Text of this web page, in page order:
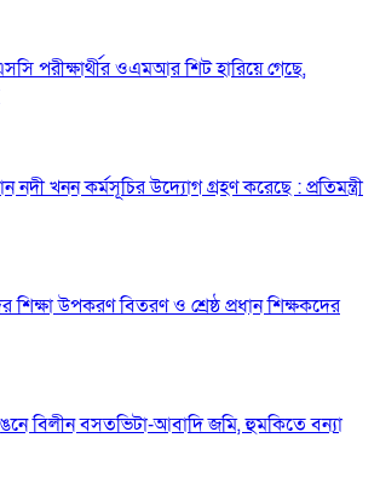
পরীক্ষার্থীর ওএমআর শিট হারিয়ে গেছে,
নদী খনন কর্মসূচির উদ্যোগ গ্রহণ করেছে : প্রতিমন্ত্রী
শিক্ষা উপকরণ বিতরণ ও শ্রেষ্ঠ প্রধান শিক্ষকদের
বিলীন বসতভিটা-আবাদি জমি, হুমকিতে বন্যা